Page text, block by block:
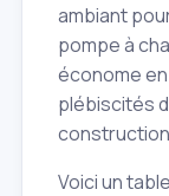
ambiant
pompe à
économe
plébiscités
Voici un